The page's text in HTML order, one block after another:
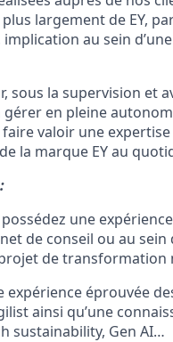
largement de EY,
implication au sein
sous la supervision et
gérer en pleine
valoir une
la marque EY au
une
de conseil ou au
de transformation
expérience éprouvée
ainsi qu’une
sustainability, Gen AI…